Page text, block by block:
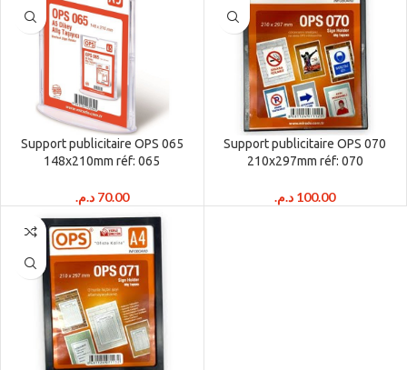
Support publicitaire OPS 065
148x210mm réf: 065
70.00 د.م.
Support publicitaire OPS 070
210x297mm réf: 070
100.00 د.م.